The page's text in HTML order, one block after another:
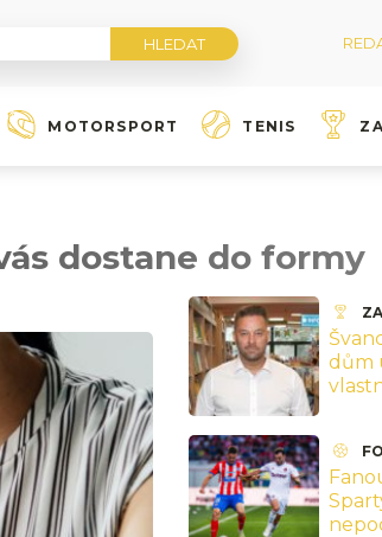
MOTORSPORT TENIS
dostane do formy
dům